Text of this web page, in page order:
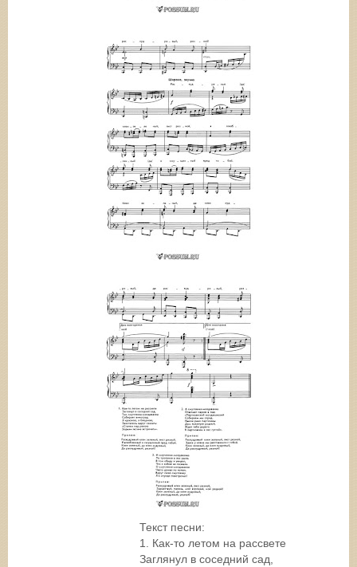
Текст песни:
1. Как-то летом на рассвете
Заглянул в соседний сад,